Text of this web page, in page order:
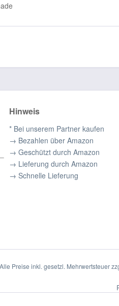
Hinweis
* Bei unserem Partner kaufen
→ Bezahlen über Amazon
→ Geschützt durch Amazon
→ Lieferung durch Amazon
→ Schnelle Lieferung
Preise inkl. gesetzl. Mehrwertsteuer